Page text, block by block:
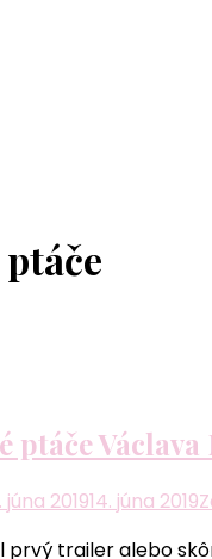
ptáče
júna 201914. júna 2019
prvý trailer alebo